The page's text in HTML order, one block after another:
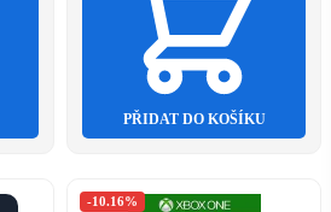
PŘIDAT DO KOŠÍKU
-10.16%